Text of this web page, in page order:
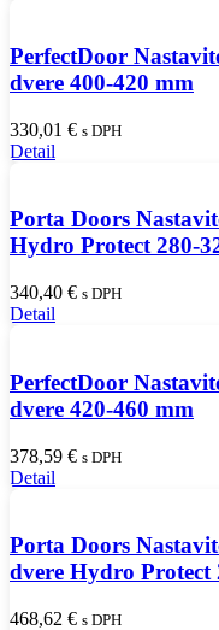
PerfectDoor
dvere 400-420 mm
330,01 € s DPH
Detail
Porta Doors
Hydro Protect 280-
340,40 € s DPH
Detail
PerfectDoor
dvere 420-460 mm
378,59 € s DPH
Detail
Porta Doors
dvere Hydro
468,62 € s DPH